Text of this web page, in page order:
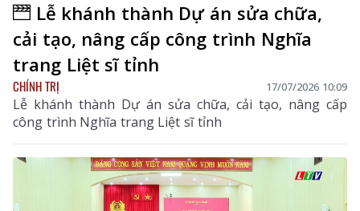
Lễ khánh thành Dự án sửa chữa,
cải tạo, nâng cấp công trình Nghĩa
trang Liệt sĩ tỉnh
CHÍNH TRỊ 17/07/2026 10:09
Lễ khánh thành Dự án sửa chữa, cải tạo, nâng cấp
công trình Nghĩa trang Liệt sĩ tỉnh